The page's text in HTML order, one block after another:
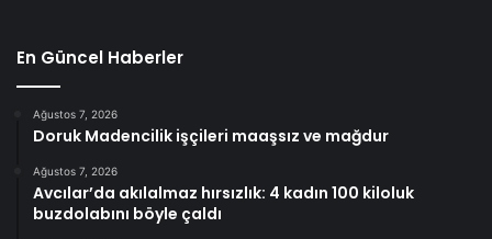
En Güncel Haberler
Ağustos 7, 2026
Doruk Madencilik işçileri maaşsız ve mağdur
Ağustos 7, 2026
Avcılar’da akılalmaz hırsızlık: 4 kadın 100 kiloluk
buzdolabını böyle çaldı